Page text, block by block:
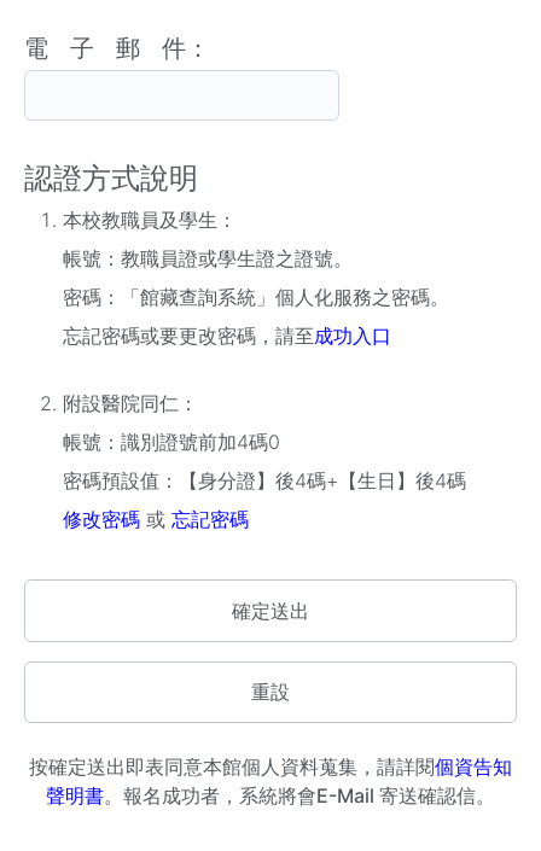
電 子 郵 件：
認證方式說明
本校教職員及學生：
帳號：教職員證或學生證之證號。
密碼：「館藏查詢系統」個人化服務之密碼。
忘記密碼或要更改密碼，請至成功入口
附設醫院同仁：
帳號：識別證號前加4碼0
密碼預設值：【身分證】後4碼+【生日】後4碼
修改密碼 或 忘記密碼
按確定送出即表同意本館個人資料蒐集，請詳閱個資告知
聲明書。報名成功者，系統將會E-Mail 寄送確認信。